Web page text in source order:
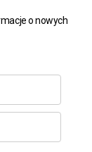
o nowych